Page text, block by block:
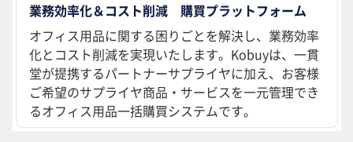
業務効率化＆コスト削減 購買プラットフォーム
オフィス用品に関する困りごとを解決し、業務効率
化とコスト削減を実現いたします。Kobuyは、一貫
堂が提携するパートナーサプライヤに加え、お客様
ご希望のサプライヤ商品・サービスを一元管理でき
るオフィス用品一括購買システムです。